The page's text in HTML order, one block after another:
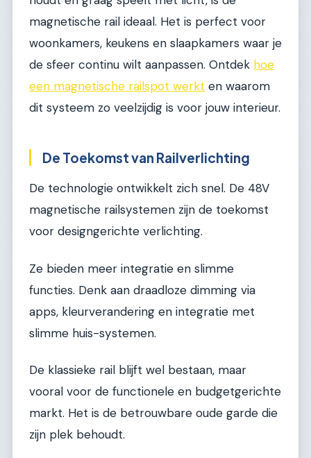
magnetische rail ideaal. Het is perfect voor
woonkamers, keukens en slaapkamers waar je
de sfeer continu wilt aanpassen. Ontdek hoe
een magnetische railspot werkt en waarom
dit systeem zo veelzijdig is voor jouw interieur.
De Toekomst van Railverlichting
De technologie ontwikkelt zich snel. De 48V
magnetische railsystemen zijn de toekomst
voor designgerichte verlichting.
Ze bieden meer integratie en slimme
functies. Denk aan draadloze dimming via
apps, kleurverandering en integratie met
slimme huis-systemen.
De klassieke rail blijft wel bestaan, maar
vooral voor de functionele en budgetgerichte
markt. Het is de betrouwbare oude garde die
zijn plek behoudt.